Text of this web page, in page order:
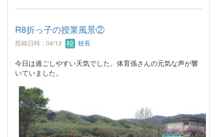
R8折っ子の授業風景②
投稿日時 : 04/13 校長
今日は過ごしやすい天気でした。体育係さんの元気な声が響
いていました。